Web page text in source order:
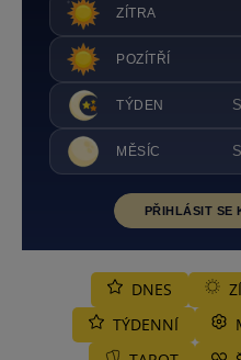
ZÍTRA
POZÍTŘÍ
TÝDEN
MĚSÍC
PŘIHLÁSIT SE
DNES
TÝDENNÍ